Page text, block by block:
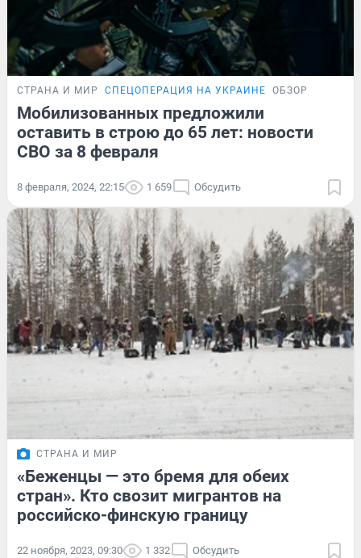
СТРАНА И МИР СПЕЦОПЕРАЦИЯ НА УКРАИНЕ ОБЗОР
Мобилизованных предложили
оставить в строю до 65 лет: новости
СВО за 8 февраля
8 февраля, 2024, 22:15 1 659 Обсудить
СТРАНА И МИР
«Беженцы — это бремя для обеих
стран». Кто свозит мигрантов на
российско-финскую границу
22 ноября, 2023, 09:30 1 332 Обсудить